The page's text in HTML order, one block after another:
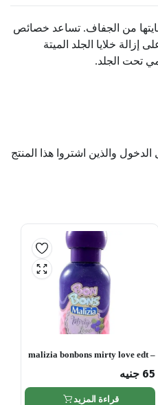
من الجفاف. تساعد خصائص
إزالة خلايا الجلد الميتة
تحت الجلد.
والذين اشتروا هذا المنتج
malizia bonbons mirty love edt –
65 جنيه
قراءة المزيد